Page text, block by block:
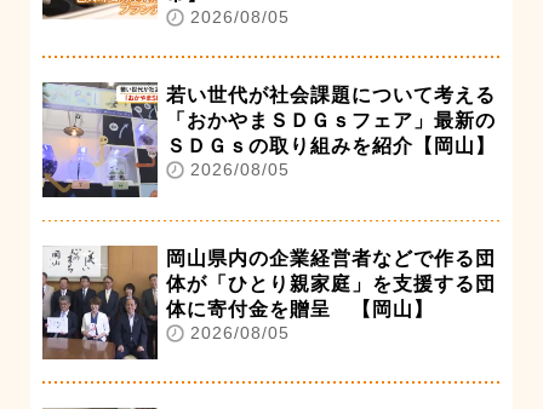
2026/08/05
若い世代が社会課題について考える
「おかやまＳＤＧｓフェア」最新の
ＳＤＧｓの取り組みを紹介【岡山】
2026/08/05
岡山県内の企業経営者などで作る団
体が「ひとり親家庭」を支援する団
体に寄付金を贈呈 【岡山】
2026/08/05